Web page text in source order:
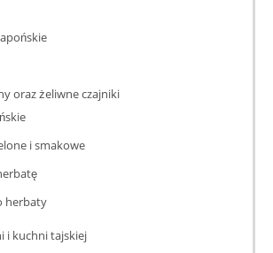
oraz żeliwne czajniki
i smakowe
herbaty
i kuchni tajskiej